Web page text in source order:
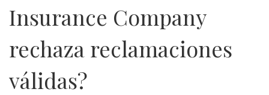
Insurance Company
rechaza reclamaciones
válidas?